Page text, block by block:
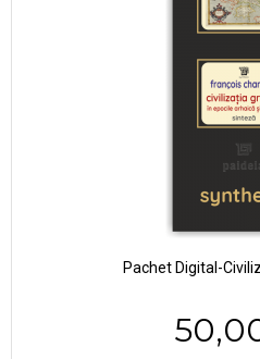
Pachet Digital-